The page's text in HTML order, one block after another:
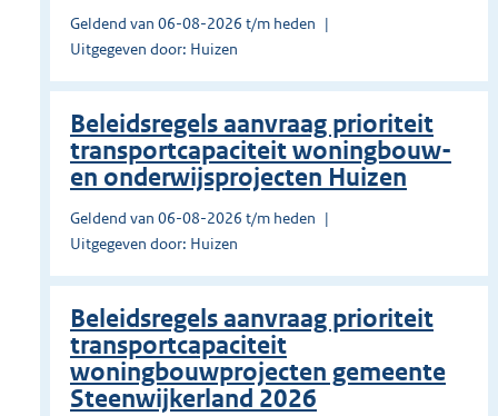
Geldend van 06-08-2026 t/m heden
Uitgegeven door: Huizen
Beleidsregels aanvraag prioriteit
transportcapaciteit woningbouw-
en onderwijsprojecten Huizen
Geldend van 06-08-2026 t/m heden
Uitgegeven door: Huizen
Beleidsregels aanvraag prioriteit
transportcapaciteit
woningbouwprojecten gemeente
Steenwijkerland 2026